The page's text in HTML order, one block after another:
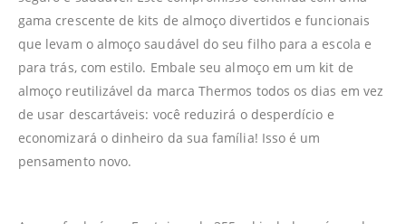
gama crescente de kits de almoço divertidos e funcionais
que levam o almoço saudável do seu filho para a escola e
para trás, com estilo. Embale seu almoço em um kit de
almoço reutilizável da marca Thermos todos os dias em vez
de usar descartáveis: você reduzirá o desperdício e
economizará o dinheiro da sua família! Isso é um
pensamento novo.